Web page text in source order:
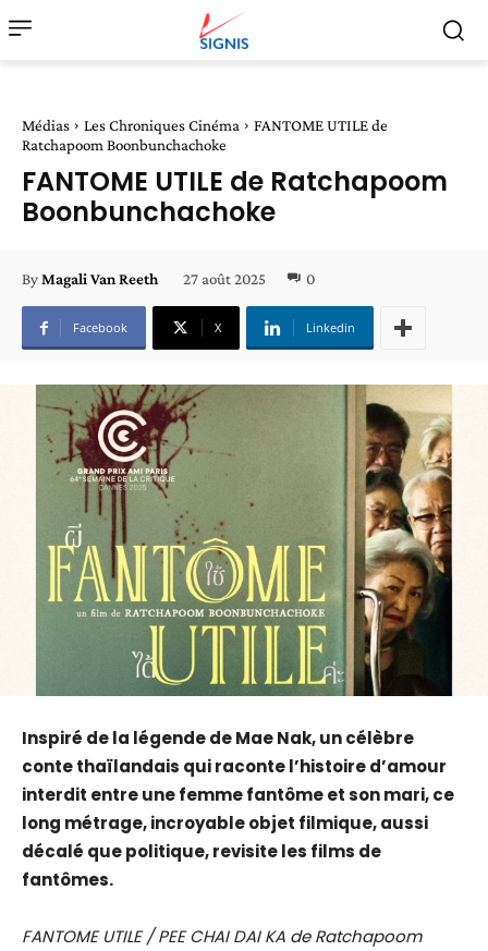
Médias Les Chroniques Cinéma
FANTOME UTILE de
Ratchapoom Boonbunchachoke
FANTOME UTILE de Ratchapoom
Boonbunchachoke
ByMagali Van Reeth 27 août 2025 0
Facebook X Linkedin
Inspiré de la légende de Mae Nak, un célèbre
conte thaïlandais qui raconte l’histoire d’amour
interdit entre une femme fantôme et son mari, ce
long métrage, incroyable objet filmique, aussi
décalé que politique, revisite les films de
fantômes.
FANTOME UTILE / PEE CHAI DAI KA de Ratchapoom